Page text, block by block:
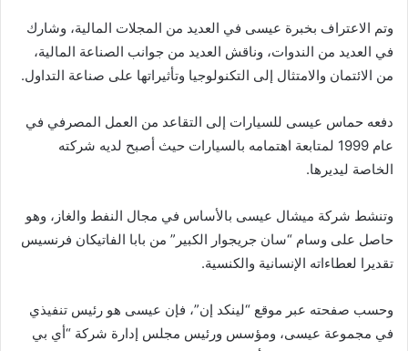
وتم الاعتراف بخبرة عيسى في العديد من المجلات المالية، وشارك
في العديد من الندوات، وناقش العديد من جوانب الصناعة المالية،
من الائتمان والامتثال إلى التكنولوجيا وتأثيراتها على صناعة التداول.
دفعه حماس عيسى للسيارات إلى التقاعد من العمل المصرفي في
عام 1999 لمتابعة اهتمامه بالسيارات حيث أصبح لديه شركته
الخاصة ليديرها.
وتنشط شركة ميشال عيسى بالأساس في مجال النفط والغاز، وهو
حاصل على وسام “سان جريجوار الكبير” من بابا الفاتيكان فرنسيس
تقديرا لعطاءاته الإنسانية والكنسية.
وحسب صفحته عبر موقع “لينكد إن”، فإن عيسى هو رئيس تنفيذي
في مجموعة عيسى، ومؤسس ورئيس مجلس إدارة شركة “أي بي